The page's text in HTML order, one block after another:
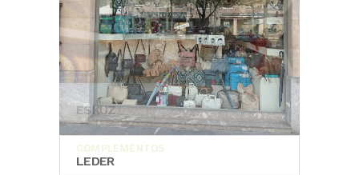
LEDER
ESKUZ
COMPLEMENTOS